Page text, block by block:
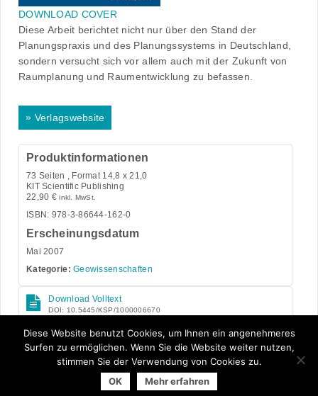
DOWNLOAD COVER
Diese Arbeit berichtet nicht nur über den Stand der
Planungspraxis und des Planungssystems in Deutschland,
sondern versucht sich vor allem auch mit der Zukunft von
Raumplanung und Raumentwicklung zu befassen.
» Verlagswebsite
Produktinformationen
73 Seiten , Format 14,8 x 21,0
KIT Scientific Publishing
22,90 € inkl. MwSt.
ISBN: 978-3-86644-162-0
Erscheinungsdatum
Mai 2007
Kategorie: Geowissenschaften
Download Volltext
DOI: 10.5445/KSP/1000006670
© 2026 Arbeitsgemeinschaft der Universitätsverlage | powered
Diese Website benutzt Cookies, um Ihnen ein angenehmeres
Surfen zu ermöglichen. Wenn Sie die Website weiter nutzen,
stimmen Sie der Verwendung von Cookies zu.
OK
Mehr erfahren